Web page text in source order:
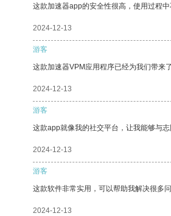
这款加速器app的安全性很高，使用过程
2024-12-13
游客
这款加速器VPM应用程序已经为我们带来
2024-12-13
游客
这款app就像我的社交平台，让我能够与志
2024-12-13
游客
这款软件非常实用，可以帮助我解决很多
2024-12-13